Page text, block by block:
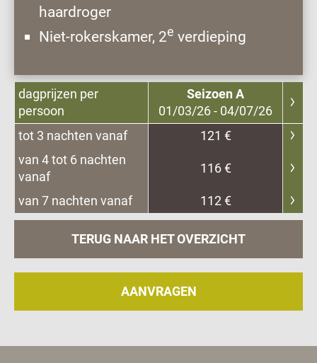
haardroger
Niet-rokerskamer, 2e verdieping
dagprijzen per
persoon
Seizoen A
01/03/26 - 04/07/26
tot 3 nachten vanaf
121 €
van 4 tot 6 nachten
vanaf
116 €
van 7 nachten vanaf 112 €
TERUG NAAR HET OVERZICHT
AANVRAGEN